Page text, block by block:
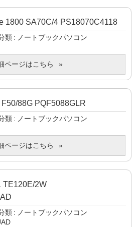
1800 SA70C/4 PS18070C4118
類
ノートブックパソコン
ページはこちら
88G PQF5088GLR
類
ノートブックパソコン
ページはこちら
TE120E/2W
類
ノートブックパソコン